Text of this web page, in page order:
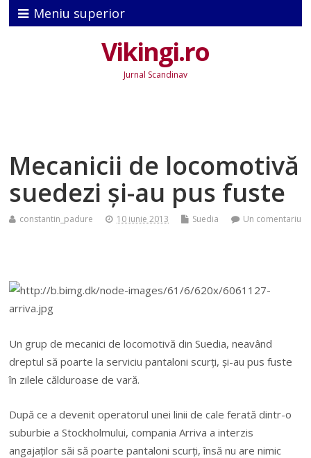
Meniu superior
Vikingi.ro
Jurnal Scandinav
Mecanicii de locomotivă
suedezi şi-au pus fuste
constantin_padure 10 iunie 2013 Suedia Un comentariu
Un grup de mecanici de locomotivă din Suedia, neavând
dreptul să poarte la serviciu pantaloni scurţi, şi-au pus fuste
în zilele călduroase de vară.
După ce a devenit operatorul unei linii de cale ferată dintr-o
suburbie a Stockholmului, compania Arriva a interzis
angajaţilor săi să poarte pantaloni scurţi, însă nu are nimic